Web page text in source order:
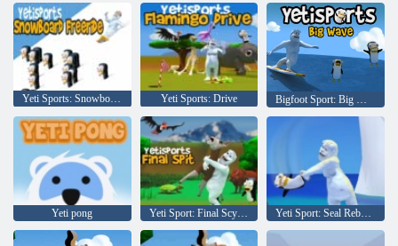
Yeti Sports: Snowboard Freeride Yeti Sports: Drive Bigfoot Sport: Big Wave
Yeti pong Yeti Sport: Final Scythe Yeti Sport: Seal Rebound